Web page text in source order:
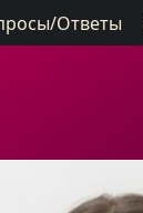
Ответы